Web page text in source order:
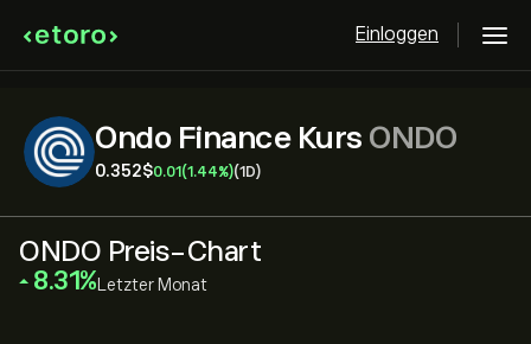
Einloggen
Ondo Finance Kurs ONDO
0.352‎$‎0.01 (1.44%)(1D)
ONDO Preis-Chart
‎8.31‎ Letzter Monat